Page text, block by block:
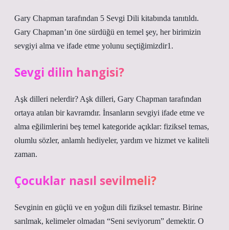
Gary Chapman tarafından 5 Sevgi Dili kitabında tanıtıldı.
Gary Chapman’ın öne sürdüğü en temel şey, her birimizin
sevgiyi alma ve ifade etme yolunu seçtiğimizdir1.
Sevgi dilin hangisi?
Aşk dilleri nelerdir? Aşk dilleri, Gary Chapman tarafından
ortaya atılan bir kavramdır. İnsanların sevgiyi ifade etme ve
alma eğilimlerini beş temel kategoride açıklar: fiziksel temas,
olumlu sözler, anlamlı hediyeler, yardım ve hizmet ve kaliteli
zaman.
Çocuklar nasıl sevilmeli?
Sevginin en güçlü ve en yoğun dili fiziksel temastır. Birine
sarılmak, kelimeler olmadan “Seni seviyorum” demektir. O